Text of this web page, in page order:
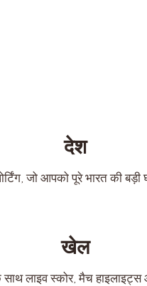
देश
जो आपको पूरे भारत की
खेल
लाइव स्कोर, मैच हाइलाइट्स